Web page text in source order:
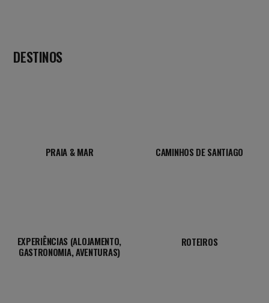
DESTINOS
PRAIA & MAR CAMINHOS DE SANTIAGO
EXPERIÊNCIAS (ALOJAMENTO,
GASTRONOMIA, AVENTURAS)
ROTEIROS